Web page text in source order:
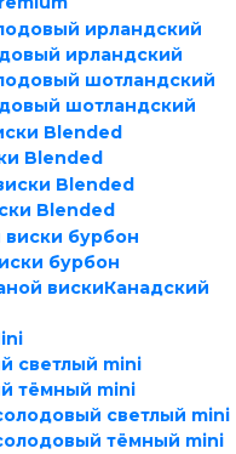
ирландский
шотландский
Blended
Blended
бурбон
Канадский
светлый mini
тёмный mini
светлый mini
тёмный mini